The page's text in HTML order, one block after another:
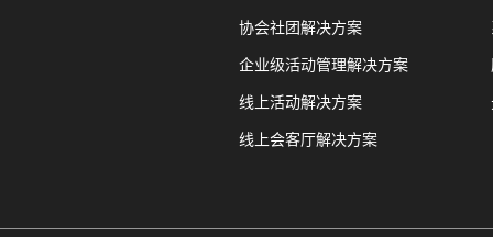
协会社团解决方案
企业级活动管理解决方案
线上活动解决方案
线上会客厅解决方案